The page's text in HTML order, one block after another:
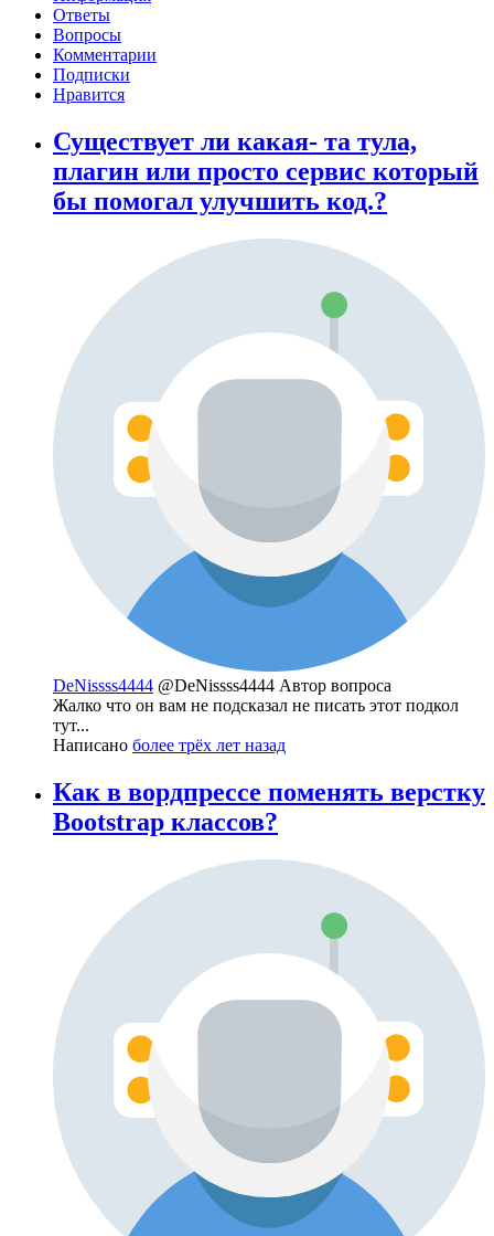
Ответы
Вопросы
Комментарии
Подписки
Нравится
Существует ли какая- та тула,
плагин или просто сервис который
бы помогал улучшить код.?
DeNissss4444 @DeNissss4444 Автор вопроса
Жалко что он вам не подсказал не писать этот подкол
тут...
Написано более трёх лет назад
Как в вордпрессе поменять верстку
Bootstrap классов?